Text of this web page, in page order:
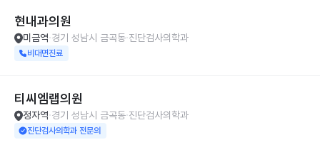
현내과의원
미금역 경기 성남시 금곡동 진단검사의학과
비대면진료
티씨엠랩의원
정자역 경기 성남시 금곡동 진단검사의학과
진단검사의학과 전문의